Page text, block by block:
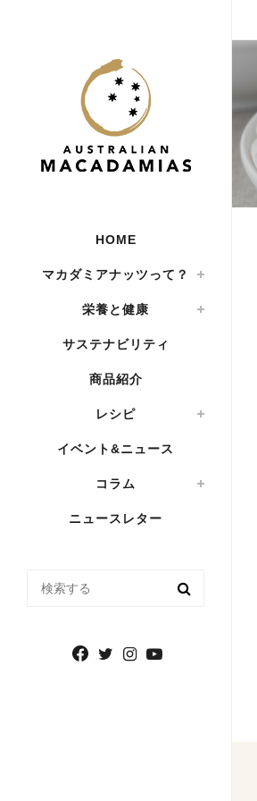
HOME
マカダミアナッツって？
栄養と健康
サステナビリティ
商品紹介
レシピ
イベント&ニュース
コラム
ニュースレター